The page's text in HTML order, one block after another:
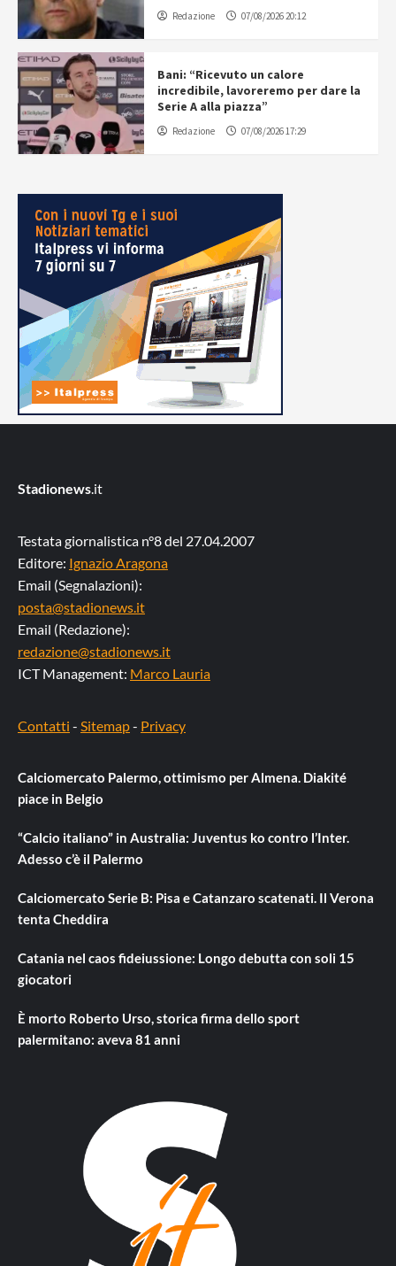
Redazione 07/08/2026 20:12
Bani: “Ricevuto un calore
incredibile, lavoreremo per dare la
Serie A alla piazza”
Redazione 07/08/2026 17:29
Stadionews.it
Testata giornalistica n°8 del 27.04.2007
Editore: Ignazio Aragona
Email (Segnalazioni):
posta@stadionews.it
Email (Redazione):
redazione@stadionews.it
ICT Management: Marco Lauria
Contatti - Sitemap- Privacy
Calciomercato Palermo, ottimismo per Almena. Diakité
piace in Belgio
“Calcio italiano” in Australia: Juventus ko contro l’Inter.
Adesso c’è il Palermo
Calciomercato Serie B: Pisa e Catanzaro scatenati. Il Verona
tenta Cheddira
Catania nel caos fideiussione: Longo debutta con soli 15
giocatori
È morto Roberto Urso, storica firma dello sport
palermitano: aveva 81 anni